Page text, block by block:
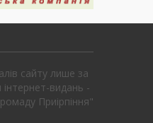
сайту лише за
видань -
Приірпіння"